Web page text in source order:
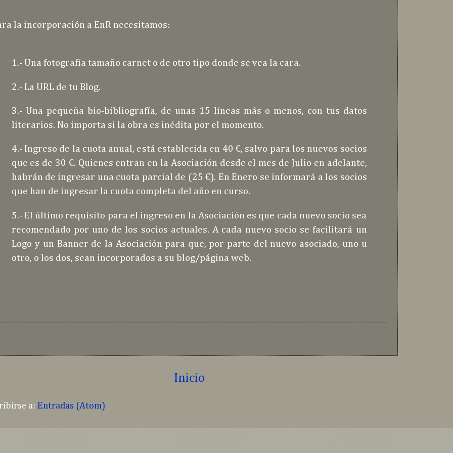
la incorporación a EnR necesitamos:
1.- Una fotografía tamaño carnet o de otro tipo donde se vea la cara.
2.- La URL de tu Blog.
3.- Una pequeña bio-bibliografía, de unas 15 líneas más o menos, con tus datos
literarios. No importa si la obra es inédita por el momento.
4.- Ingreso de la cuota anual, está establecida en 40 €, salvo para los nuevos socios
que es de 30 €. Quienes entran en la Asociación desde el mes de Julio en adelante,
habrán de ingresar una cuota parcial de (25 €). En Enero se informará a los socios
que han de ingresar la cuota completa del año en curso.
5.- El último requisito para el ingreso en la Asociación es que cada nuevo socio sea
recomendado por uno de los socios actuales. A cada nuevo socio se facilitará un
Logo y un Banner de la Asociación para que, por parte del nuevo asociado, uno u
otro, o los dos, sean incorporados a su blog/página web.
Inicio
a: Entradas (Atom)